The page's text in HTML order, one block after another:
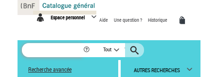
Espace personnel Aide Une question ? Historique
Tout
Recherche avancée AUTRES RECHERCHES
Panneau de gestion des cookies